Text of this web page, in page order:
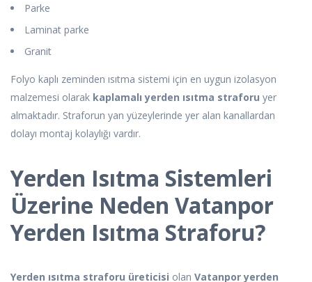
Parke
Laminat parke
Granit
Folyo kaplı zeminden ısıtma sistemi için en uygun izolasyon
malzemesi olarak kaplamalı yerden ısıtma straforu yer
almaktadır. Straforun yan yüzeylerinde yer alan kanallardan
dolayı montaj kolaylığı vardır.
Yerden Isıtma Sistemleri
Üzerine Neden Vatanpor
Yerden Isıtma Straforu?
Yerden ısıtma straforu üreticisi olan Vatanpor yerden